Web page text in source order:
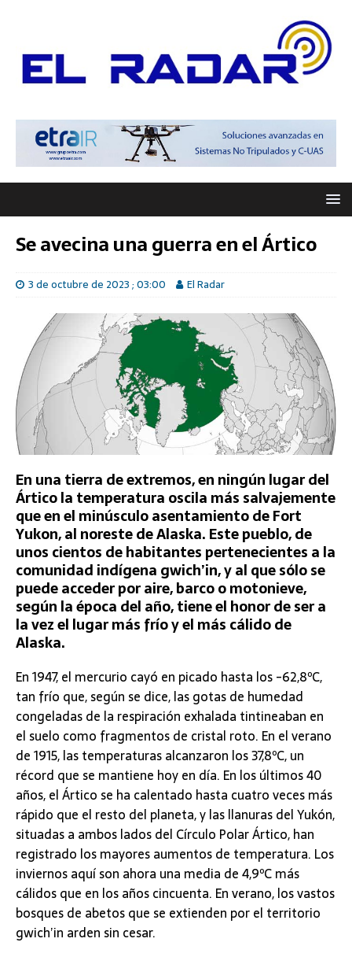
Se avecina una guerra en el Ártico
3 de octubre de 2023 ; 03:00 El Radar
En una tierra de extremos, en ningún lugar del
Ártico la temperatura oscila más salvajemente
que en el minúsculo asentamiento de Fort
Yukon, al noreste de Alaska. Este pueblo, de
unos cientos de habitantes pertenecientes a la
comunidad indígena gwich’in, y al que sólo se
puede acceder por aire, barco o motonieve,
según la época del año, tiene el honor de ser a
la vez el lugar más frío y el más cálido de
Alaska.
En 1947, el mercurio cayó en picado hasta los -62,8ºC,
tan frío que, según se dice, las gotas de humedad
congeladas de la respiración exhalada tintineaban en
el suelo como fragmentos de cristal roto. En el verano
de 1915, las temperaturas alcanzaron los 37,8ºC, un
récord que se mantiene hoy en día. En los últimos 40
años, el Ártico se ha calentado hasta cuatro veces más
rápido que el resto del planeta, y las llanuras del Yukón,
situadas a ambos lados del Círculo Polar Ártico, han
registrado los mayores aumentos de temperatura. Los
inviernos aquí son ahora una media de 4,9ºC más
cálidos que en los años cincuenta. En verano, los vastos
bosques de abetos que se extienden por el territorio
gwich’in arden sin cesar.